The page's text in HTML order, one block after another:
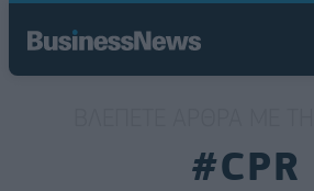
#CPR